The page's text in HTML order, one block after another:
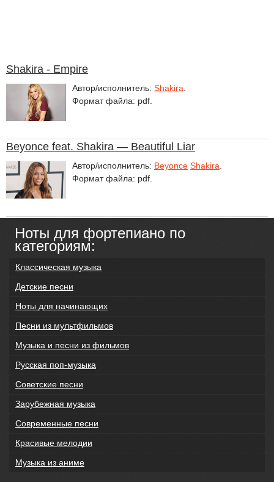
Shakira - Empire
Автор/исполнитель: Shakira
Формат файла: pdf.
Beyonce feat. Shakira — Beautiful Liar
Автор/исполнитель: Beyonce Shakira
Формат файла: pdf.
Ноты для фортепиано по
категориям:
Классическая музыка
Детские песни
Ноты для начинающих
Песни из мультфильмов
Музыка и песни из фильмов
Русская поп-музыка
Советские песни
Зарубежная музыка
Современные песни
Красивые мелодии
Музыка из аниме